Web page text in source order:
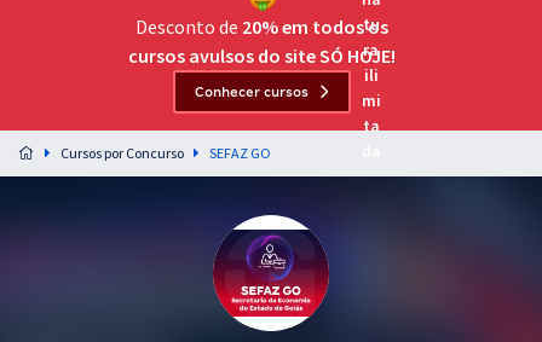
Acesso ilimitado a toda preparação para o Exame da
Preparação completa e intensiva para as principais
residências em saúde do Brasil
Desconto de 20% em todos os
cursos avulsos do site SÓ HOJE!
Conhecer cursos
Cursos por Concurso SEFAZ GO